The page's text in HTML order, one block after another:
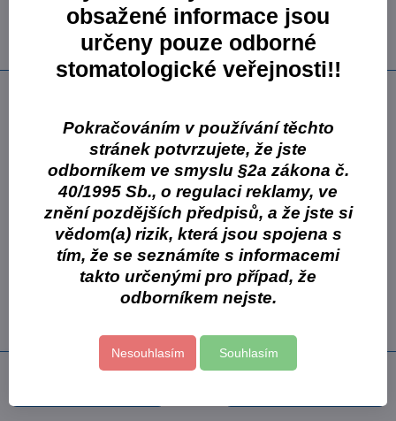
Skladové číslo:VCFOE005599
Cormen s.r.o.
osvěžovač vzduchu s mnoha způsoby použití
postupné uvolňování parfemace z olejové báze
jednoduchá aplikace
nanášejte na nesavé povrchy sociálních zařízení
vůně, která se z vašich toalet neztratí
Balení: 1 x 550 ml láhev
Více z kategorie
Cormen - úklidová chemie
obsažené informace jsou
určeny pouze odborné
stomatologické veřejnosti!!
Pokračováním v používání těchto
stránek potvrzujete, že jste
odborníkem ve smyslu §2a zákona č.
40/1995 Sb., o regulaci reklamy, ve
znění pozdějších předpisů, a že jste si
vědom(a) rizik, která jsou spojena s
tím, že se seznámíte s informacemi
takto určenými pro případ, že
odborníkem nejste.
Nesouhlasím Souhlasím